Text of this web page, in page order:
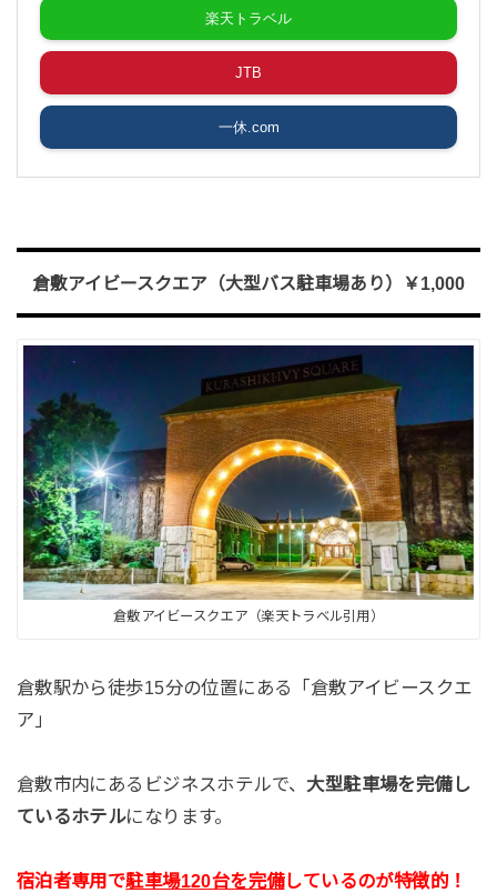
楽天トラベル
JTB
一休.com
倉敷アイビースクエア（大型バス駐車場あり）￥1,000
倉敷アイビースクエア（楽天トラベル引用）
倉敷駅から徒歩15分の位置にある「倉敷アイビースクエ
ア」
倉敷市内にあるビジネスホテルで、 大型駐車場を完備し
ているホテルになります。
宿泊者専用で駐車場120台を完備しているのが特徴的！